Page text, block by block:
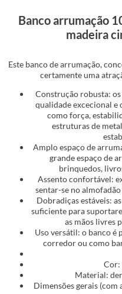
Banco arrumação
madeira
Este banco de arrumação,
certamente uma
Construção robusta:
qualidade excecional e
como força,
estruturas de
Amplo espaço de
grande espaço de
brinquedos,
Assento confortável:
sentar-se no
Dobradiças estáveis:
suficiente para
as mãos livres
Uso versátil: o banco é
corredor ou como
Cor:
Material:
Dimensões gerais (com